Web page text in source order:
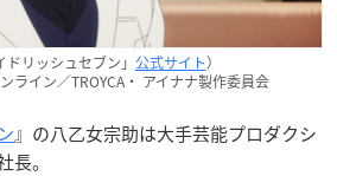
ドリッシュセブン」 公式サイト）
ライン／TROYCA・ アイナナ製作委員会
』の八乙女宗助は大手芸能プロダクシ
長。